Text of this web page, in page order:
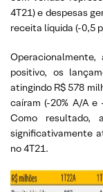
4T21) e despesas
receita líquida (-0,5
positivo, os
atingindo R$ 578
caíram (-20% A/A e
Como resultado,
significativamente
no 4T21.